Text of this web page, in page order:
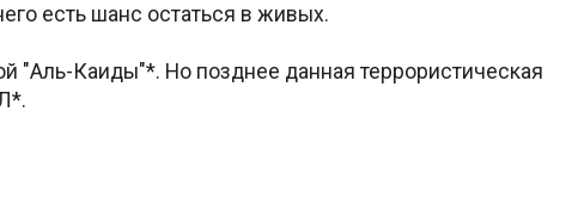
есть шанс остаться в живых.
"Аль-Каиды"*. Но позднее данная террористическая